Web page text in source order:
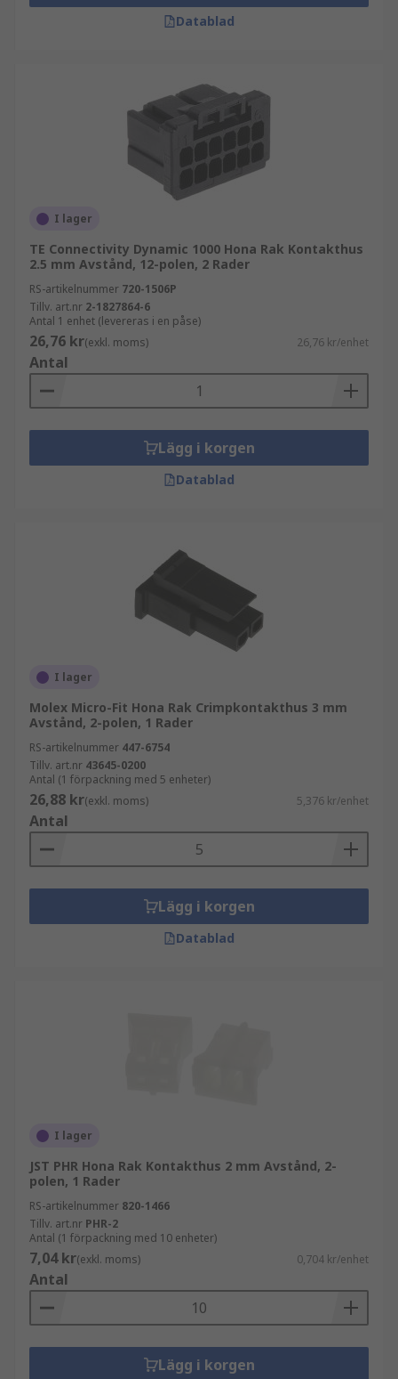
Datablad
I lager
TE Connectivity Dynamic 1000 Hona Rak Kontakthus
2.5 mm Avstånd, 12-polen, 2 Rader
RS-artikelnummer 720-1506P
Tillv. art.nr 2-1827864-6
Antal 1 enhet (levereras i en påse)
26,76 kr(exkl. moms) 26,76 kr/enhet
Antal
Lägg i korgen
Datablad
I lager
Molex Micro-Fit Hona Rak Crimpkontakthus 3 mm
Avstånd, 2-polen, 1 Rader
RS-artikelnummer 447-6754
Tillv. art.nr 43645-0200
Antal (1 förpackning med 5 enheter)
26,88 kr(exkl. moms) 5,376 kr/enhet
Antal
Lägg i korgen
Datablad
I lager
JST PHR Hona Rak Kontakthus 2 mm Avstånd, 2-
polen, 1 Rader
RS-artikelnummer 820-1466
Tillv. art.nr PHR-2
Antal (1 förpackning med 10 enheter)
7,04 kr(exkl. moms) 0,704 kr/enhet
Antal
Lägg i korgen